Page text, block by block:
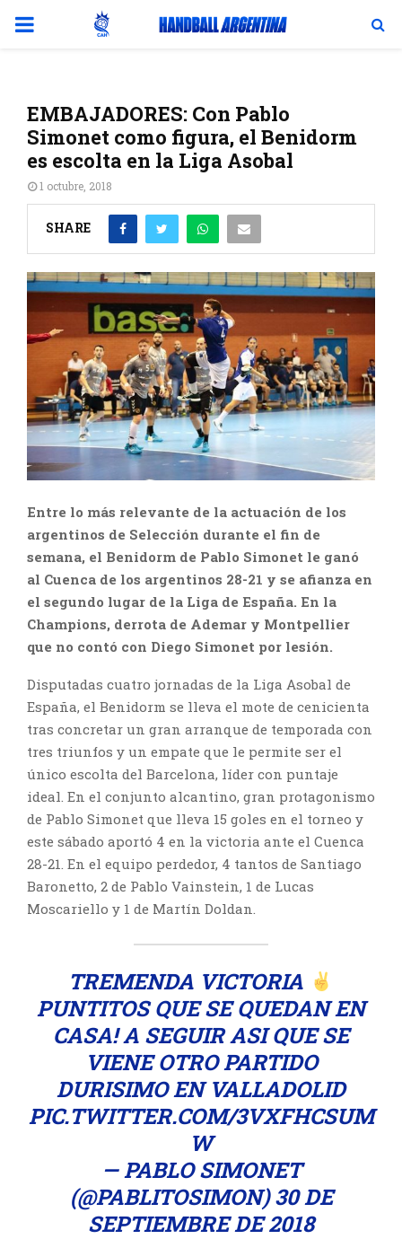
PRIMARY
EMBAJADORES: Con Pablo
Simonet como figura, el Benidorm
es escolta en la Liga Asobal
1 octubre, 2018
SHARE
Entre lo más relevante de la actuación de los
argentinos de Selección durante el fin de
semana, el Benidorm de Pablo Simonet le ganó
al Cuenca de los argentinos 28-21 y se afianza en
el segundo lugar de la Liga de España. En la
Champions, derrota de Ademar y Montpellier
que no contó con Diego Simonet por lesión.
Disputadas cuatro jornadas de la Liga Asobal de
España, el Benidorm se lleva el mote de cenicienta
tras concretar un gran arranque de temporada con
tres triunfos y un empate que le permite ser el
único escolta del Barcelona, líder con puntaje
ideal. En el conjunto alcantino, gran protagonismo
de Pablo Simonet que lleva 15 goles en el torneo y
este sábado aportó 4 en la victoria ante el Cuenca
28-21. En el equipo perdedor, 4 tantos de Santiago
Baronetto, 2 de Pablo Vainstein, 1 de Lucas
Moscariello y 1 de Martín Doldan.
TREMENDA VICTORIA
PUNTITOS QUE SE QUEDAN EN
CASA! A SEGUIR ASI QUE SE
VIENE OTRO PARTIDO
DURISIMO EN VALLADOLID
PIC.TWITTER.COM/3VXFHCSUM
W
— PABLO SIMONET
(@PABLITOSIMON)30 DE
SEPTIEMBRE DE 2018